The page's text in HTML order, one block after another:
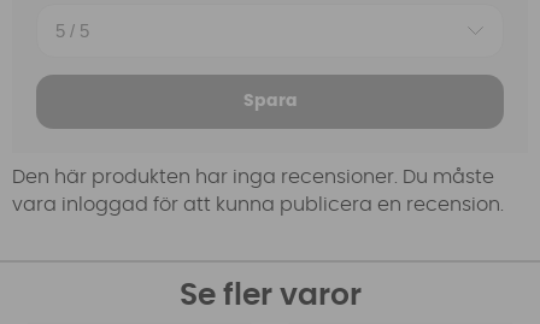
Spara
Den här produkten har inga recensioner. Du måste
vara inloggad för att kunna publicera en recension.
Se fler varor